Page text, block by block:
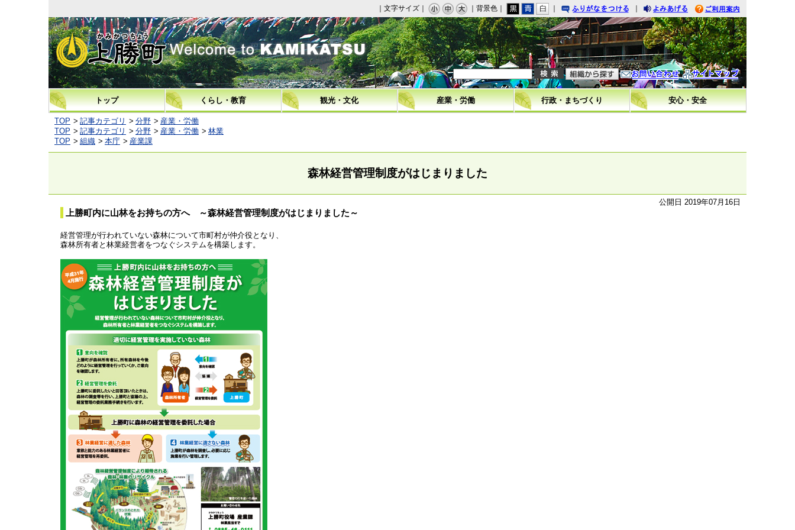
｜文字サイズ｜ ｜背景色｜
｜
りがなをつける
｜
みあげる
利用案内
上勝町 問い合わせ イトマップ
トップ くらし・教育 観光・文化 産業・労働 行政・まちづくり 安心・安全
TOP 記事カテゴリ 分野
産業・労働
TOP
記事カテゴリ 分野 産業・労働
林業
TOP
組織 本庁 産業課
森林経営管理制度がはじまりました
公開日 2019年07月16日
上勝町内に山林をお持ちの方へ ～森林経営管理制度がはじまりました～
経営管理が行われていない森林について市町村が仲介役となり、
森林所有者と林業経営者をつなぐシステムを構築します。